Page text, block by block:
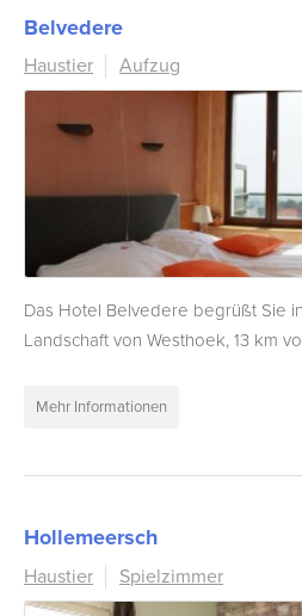
Belvedere
Haustier Aufzug
Das Hotel Belvedere begrüßt Sie
Landschaft von Westhoek, 13 km
Mehr Informationen
Hollemeersch
Haustier Spielzimmer